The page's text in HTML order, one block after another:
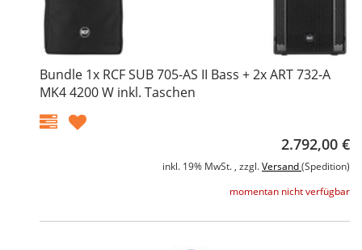
Bundle 1x RCF SUB 705-AS II Bass + 2x ART 732-A
MK4 4200 W inkl. Taschen
2.792,00 €
inkl. 19% MwSt. , zzgl. Versand (Spedition)
momentan nicht verfügbar